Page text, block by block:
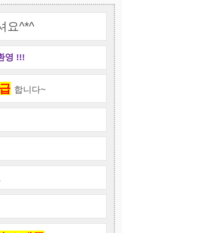
요^*^
영 !!!
합니다~